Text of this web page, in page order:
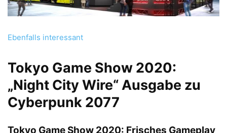
Ebenfalls interessant
Tokyo Game Show 2020:
„Night City Wire“ Ausgabe zu
Cyberpunk 2077
Tokyo Game Show 2020: Frisches Gameplay